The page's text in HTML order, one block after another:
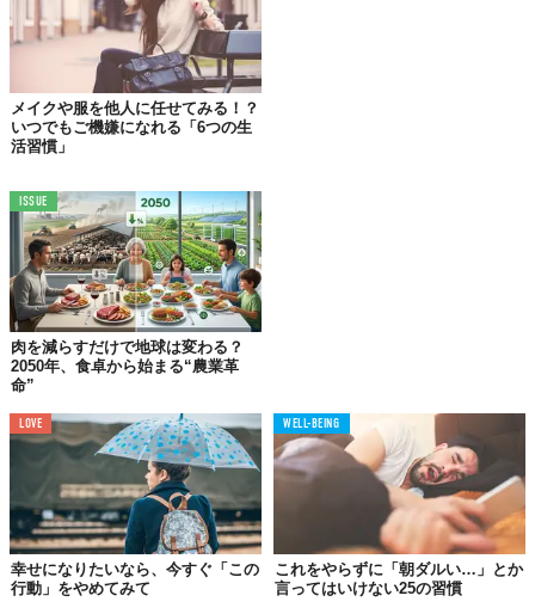
例えばジムに年齢が自分より上で、体重150キロぐらい男性がい
るとしましょう。エアロビクスだったり、トレーニングマシーン
の利用でも、とても苦労している様子が伺えます。
彼の努力は認めますが、誰も彼に話しかけません。むしろ、透明
人間にされて気づかないというような扱われよう。なぜか？それ
は、彼がその場に馴染めていない と思われているからです。
これは、誰もがやってしまいそうなことですよね。例えば会社に
訪問した際、大きなイベントでも、話すべき相手としか話さな
い。イベントでのプレゼンの際も、ブッキングしてくれた人とし
か話さなかったり。だけど、ステージを設営、準備してくれたス
タッフたちにだって話す機会がないかもしれないのに。
簡単なことで乗り越えられます。目線があったら会釈したり、笑
メイクや服を他人に任せてみる！？
いつでもご機嫌になれる「6つの生
活習慣」
ISSUE
肉を減らすだけで地球は変わる？
2050年、食卓から始まる“農業革
命”
LOVE
幸せになりたいなら、今すぐ「この
行動」をやめてみて
WELL-BEING
これをやらずに「朝ダルい…」とか
言ってはいけない25の習慣